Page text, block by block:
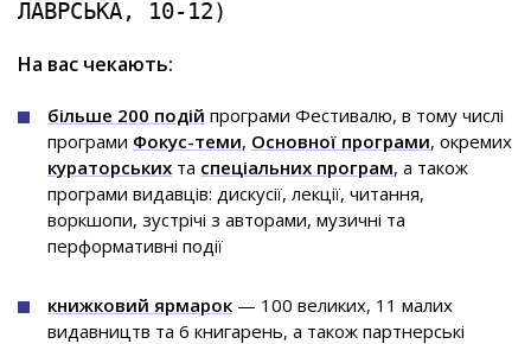
ЛАВРСЬКА, 10-12)
На вас чекають:
більше 200 подій програми Фестивалю, в тому числі
програми Фокус-теми, Основної програми, окремих
кураторських та спеціальних програм, а також
програми видавців: дискусії, лекції, читання,
воркшопи, зустрічі з авторами, музичні та
перформативні події
книжковий ярмарок — 100 великих, 11 малих
видавництв та 6 книгарень, а також партнерські